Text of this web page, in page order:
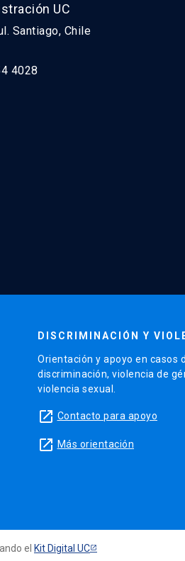
UC
Santiago, Chile
4028
DISCRIMINACIÓN Y
Orientación y apoyo en casos
discriminación, violencia de
violencia sexual.
launch Contacto para apoyo
launch Más orientación
el Kit Digital UC